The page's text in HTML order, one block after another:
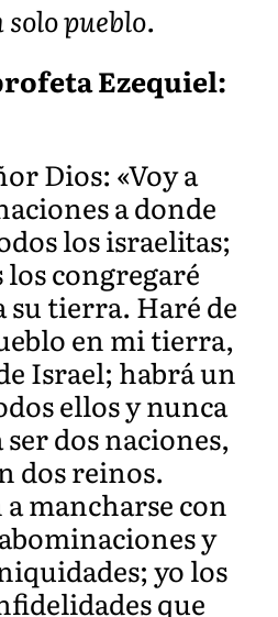
solo pueblo.
Ezequiel:
Dios: «Voy a
a donde
los israelitas;
los congregaré
su tierra. Haré de
en mi tierra,
Israel; habrá un
ellos y nunca
dos naciones,
dos reinos.
mancharse con
y
yo los
que